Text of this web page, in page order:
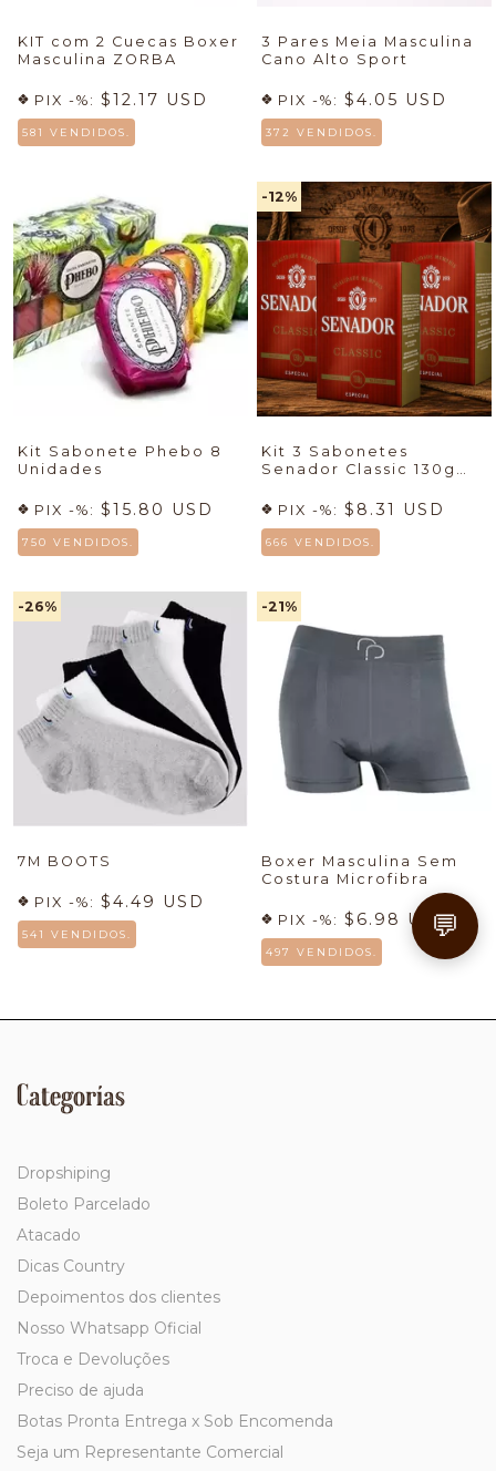
KIT com 2 Cuecas Boxer
Masculina ZORBA
PIX -%: $12.17 USD
581 VENDIDOS.
3 Pares Meia Masculina
Cano Alto Sport
PIX -%: $4.05 USD
372 VENDIDOS.
Kit Sabonete Phebo 8
Unidades
PIX -%: $15.80 USD
750 VENDIDOS.
-12%
Kit 3 Sabonetes
Senador Classic 130g
PIX -%: $8.31 USD
666 VENDIDOS.
-26%
7M BOOTS
PIX -%: $4.49 USD
541 VENDIDOS.
-21%
Boxer Masculina Sem
Costura Microfibra
PIX -%: $6.98 USD
497 VENDIDOS.
Categorías
Dropshiping
Boleto Parcelado
Atacado
Dicas Country
Depoimentos dos clientes
Nosso Whatsapp Oficial
Troca e Devoluções
Preciso de ajuda
Botas Pronta Entrega x Sob Encomenda
Seja um Representante Comercial
💬